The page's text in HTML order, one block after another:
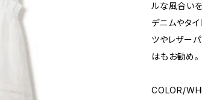
ルな風合い
デニムやタイ
ツやレザー
はもお勧め。
COLOR/